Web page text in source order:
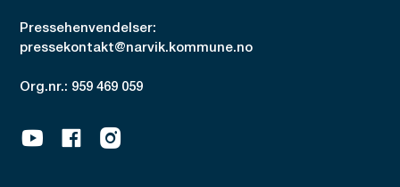
Pressehenvendelser:
pressekontakt@narvik.kommune.no
Org.nr.: 959 469 059
YoutubeFacebookInstagram